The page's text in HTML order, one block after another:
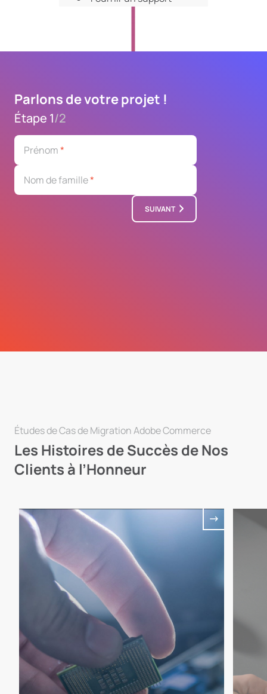
Parlons de votre projet !
Étape 1/2
Prénom*
Nom de famille*
SUIVANT
Études de Cas de Migration Adobe Commerce
Les Histoires de Succès de Nos
Clients à l’Honneur